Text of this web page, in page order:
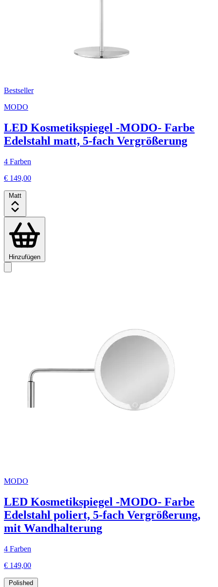
Bestseller
MODO
LED Kosmetikspiegel -MODO- Farbe
Edelstahl matt, 5-fach Vergrößerung
4 Farben
€ 149,00
Matt
Hinzufügen
MODO
LED Kosmetikspiegel -MODO- Farbe
Edelstahl poliert, 5-fach Vergrößerung,
mit Wandhalterung
4 Farben
€ 149,00
Polished